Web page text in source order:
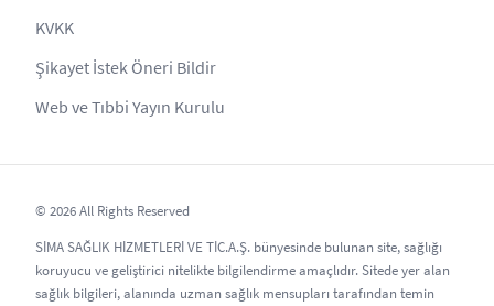
KVKK
Şikayet İstek Öneri Bildir
Web ve Tıbbi Yayın Kurulu
© 2026 All Rights Reserved
SİMA SAĞLIK HİZMETLERİ VE TİC.A.Ş. bünyesinde bulunan site, sağlığı
koruyucu ve geliştirici nitelikte bilgilendirme amaçlıdır. Sitede yer alan
sağlık bilgileri, alanında uzman sağlık mensupları tarafından temin